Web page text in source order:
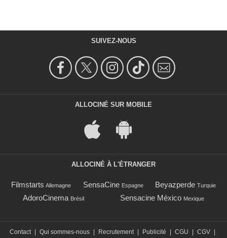
SUIVEZ-NOUS
ALLOCINÉ SUR MOBILE
ALLOCINÉ À L'ÉTRANGER
Filmstarts Allemagne SensaCine Espagne Beyazperde Turquie
AdoroCinema Brésil Sensacine México Mexique
Contact Qui sommes-nous Recrutement Publicité CGU CGV